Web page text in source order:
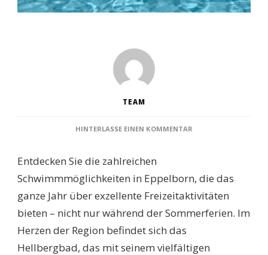
TEAM
HINTERLASSE EINEN KOMMENTAR
DAS
BEEINDRUCKENDE
IM
Entdecken Sie die zahlreichen
Schwimmmöglichkeiten in Eppelborn, die das
ganze Jahr über exzellente Freizeitaktivitäten
bieten – nicht nur während der Sommerferien. Im
Herzen der Region befindet sich das
Hellbergbad, das mit seinem vielfältigen